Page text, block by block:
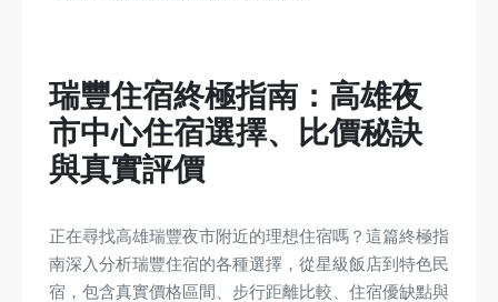
瑞豐住宿終極指南：高雄夜
市中心住宿選擇、比價秘訣
與真實評價
正在尋找高雄瑞豐夜市附近的理想住宿嗎？這篇終極指
南深入分析瑞豐住宿的各種選擇，從星級飯店到特色民
宿，包含真實價格區間、步行距離比較、住宿優缺點與